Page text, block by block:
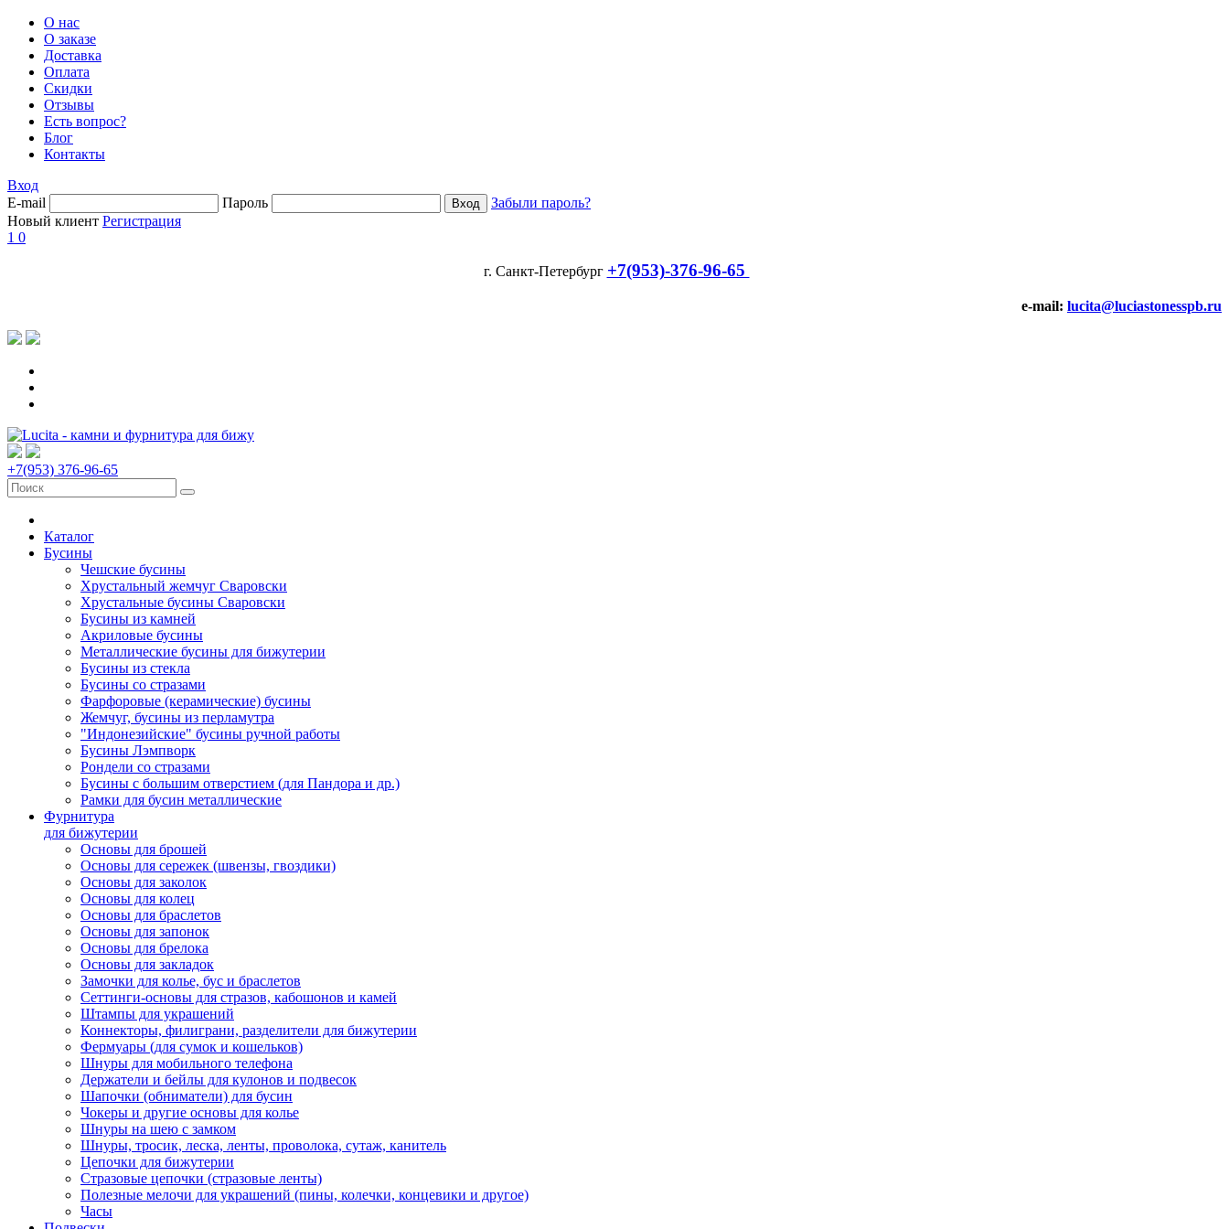
О нас
О заказе
Доставка
Оплата
Скидки
Отзывы
Есть вопрос?
Блог
Контакты
Вход
E-mail
Пароль
Забыли пароль?
Новый клиент Регистрация
1 0
г. Санкт-Петербург +7(953)-376-96-65
e-mail: lucita@luciastonesspb.ru
+7(953) 376-96-65
Каталог
Бусины
Чешские бусины
Хрустальный жемчуг Сваровски
Хрустальные бусины Сваровски
Бусины из камней
Акриловые бусины
Металлические бусины для бижутерии
Бусины из стекла
Бусины со стразами
Фарфоровые (керамические) бусины
Жемчуг, бусины из перламутра
"Индонезийские" бусины ручной работы
Бусины Лэмпворк
Рондели со стразами
Бусины с большим отверстием (для Пандора и др.)
Рамки для бусин металлические
Фурнитура
для бижутерии
Основы для брошей
Основы для сережек (швензы, гвоздики)
Основы для заколок
Основы для колец
Основы для браслетов
Основы для запонок
Основы для брелока
Основы для закладок
Замочки для колье, бус и браслетов
Сеттинги-основы для стразов, кабошонов и камей
Штампы для украшений
Коннекторы, филиграни, разделители для бижутерии
Фермуары (для сумок и кошельков)
Шнуры для мобильного телефона
Держатели и бейлы для кулонов и подвесок
Шапочки (обниматели) для бусин
Чокеры и другие основы для колье
Шнуры на шею с замком
Шнуры, тросик, леска, ленты, проволока, сутаж, канитель
Цепочки для бижутерии
Стразовые цепочки (стразовые ленты)
Полезные мелочи для украшений (пины, колечки, концевики и другое)
Часы